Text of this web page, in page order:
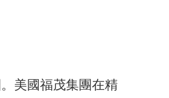
美國福茂集團在精